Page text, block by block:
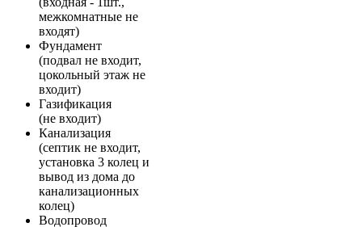
межкомнатные не
входят)
Фундамент
(подвал не входит,
цокольный этаж не
входит)
Газификация
(не входит)
Канализация
(септик не входит,
установка 3 колец и
вывод из дома до
канализационных
колец)
Водопровод